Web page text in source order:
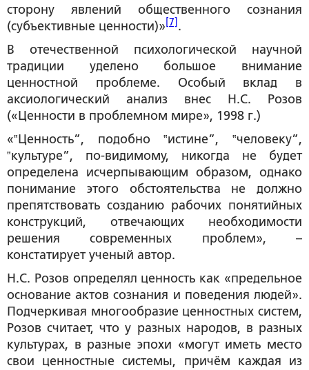
сторону явлений общественного сознания
(субъективные ценности)» [7] .
В отечественной психологической научной
традиции уделено большое внимание
ценностной проблеме. Особый вклад в
аксиологический анализ внес Н.С. Розов
(«Ценности в проблемном мире», 1998 г.)
«‟Ценность”, подобно ‟истине”, ‟человеку”,
‟культуре”, по-видимому, никогда не будет
определена исчерпывающим образом, однако
понимание этого обстоятельства не должно
препятствовать созданию рабочих понятийных
конструкций, отвечающих необходимости
решения современных проблем», –
констатирует ученый автор.
Н.С. Розов определял ценность как «предельное
основание актов сознания и поведения людей».
Подчеркивая многообразие ценностных систем,
Розов считает, что у разных народов, в разных
культурах, в разные эпохи «могут иметь место
свои ценностные системы, причём каждая из